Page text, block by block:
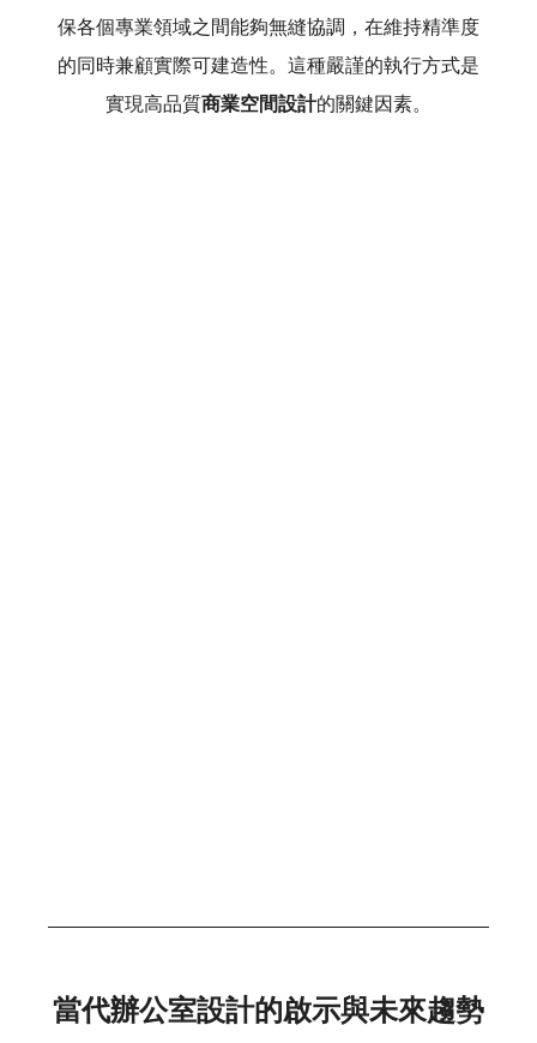
保各個專業領域之間能夠無縫協調，在維持精準度
的同時兼顧實際可建造性。這種嚴謹的執行方式是
實現高品質商業空間設計的關鍵因素。
當代辦公室設計的啟示與未來趨勢